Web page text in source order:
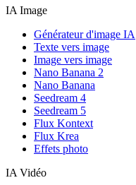
IA Image
Générateur d'image IA
Texte vers image
Image vers image
Nano Banana 2
Nano Banana
Seedream 4
Seedream 5
Flux Kontext
Flux Krea
Effets photo
IA Vidéo